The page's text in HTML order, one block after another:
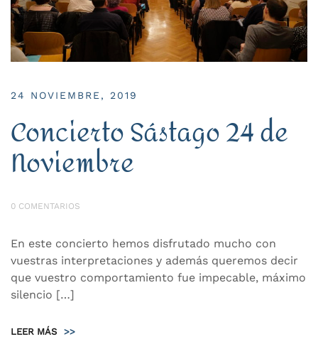
24 NOVIEMBRE, 2019
Concierto Sástago 24 de
Noviembre
0 COMENTARIOS
En este concierto hemos disfrutado mucho con
vuestras interpretaciones y además queremos decir
que vuestro comportamiento fue impecable, máximo
silencio […]
LEER MÁS >>